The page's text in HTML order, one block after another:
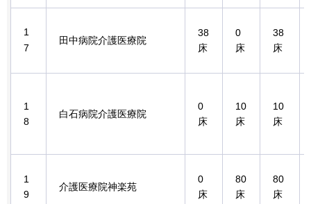
1
7
田中病院介護医療院
38
床
0
床
38
床
1
8
白石病院介護医療院
0
床
10
床
10
床
1
9
介護医療院神楽苑
0
床
80
床
80
床